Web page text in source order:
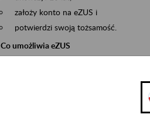
założy konto na eZUS i
potwierdzi swoją tożsamość.
Co umożliwia eZUS
składanie wniosków i otrzymywanie